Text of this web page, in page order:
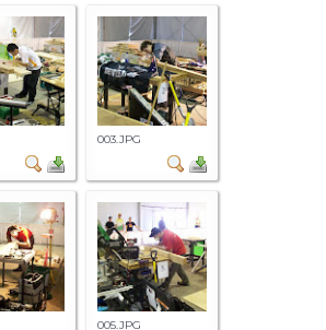
003.JPG
005.JPG